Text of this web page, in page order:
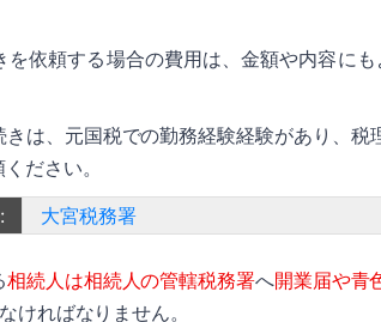
を依頼する場合の費用は、金額や内容に
は、元国税での勤務経験経験があり、税
ださい。
大宮税務署
相続人は相続人の管轄税務署へ開業届や青
ければなりません。